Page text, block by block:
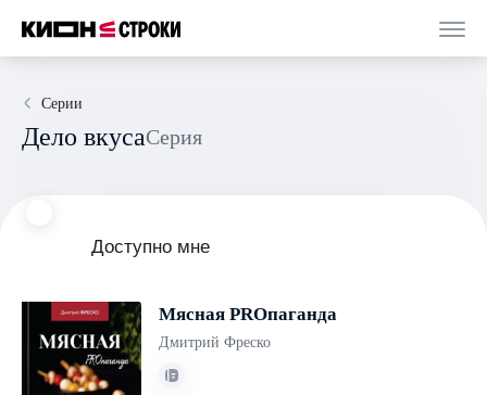
Серии
Дело вкуса Серия
Доступно мне
Мясная PROпаганда
Дмитрий Фреско